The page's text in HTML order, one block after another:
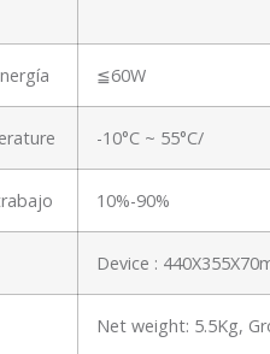
≦60W
-10°C ~ 55°C/
10%-90%
Device :
Net weight: 5.5Kg,